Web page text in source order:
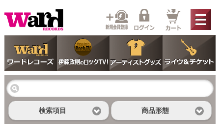
検索項目 商品形態